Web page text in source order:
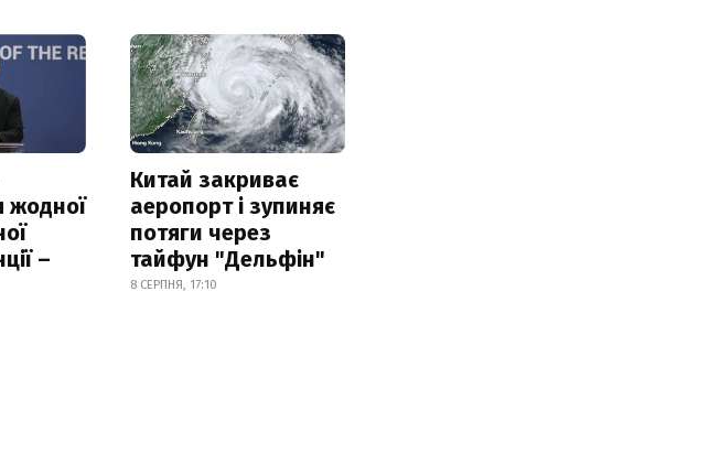
жодної
–
Китай закриває
аеропорт і зупиняє
потяги через
тайфун "Дельфін"
8 СЕРПНЯ, 17:10